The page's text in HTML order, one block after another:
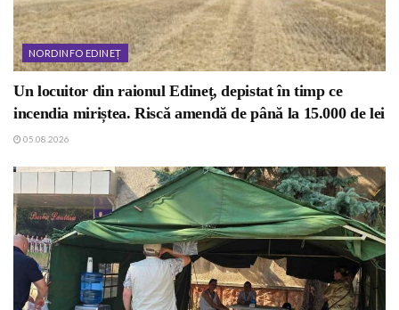
NORDINFO EDINEȚ
Un locuitor din raionul Edineț, depistat în timp ce
incendia miriștea. Riscă amendă de până la 15.000 de lei
05.08.2026